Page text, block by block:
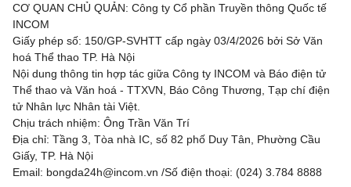
CƠ QUAN CHỦ QUẢN: Công ty Cổ phần Truyền thông Quốc tế
INCOM
Giấy phép số: 150/GP-SVHTT cấp ngày 03/4/2026 bởi Sở Văn
hoá Thể thao TP. Hà Nội
Nội dung thông tin hợp tác giữa Công ty INCOM và Báo điện tử
Thể thao và Văn hoá - TTXVN, Báo Công Thương, Tạp chí điện
tử Nhân lực Nhân tài Việt.
Chịu trách nhiệm: Ông Trần Văn Trí
Địa chỉ: Tầng 3, Tòa nhà IC, số 82 phố Duy Tân, Phường Cầu
Giấy, TP. Hà Nội
Email: bongda24h@incom.vn /Số điện thoại: (024) 3.784 8888